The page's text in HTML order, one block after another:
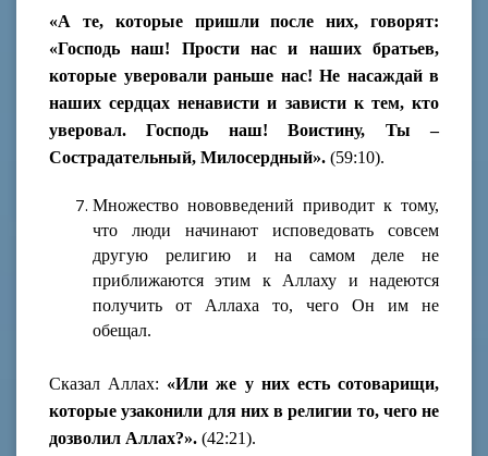
«А те, которые пришли после них, говорят:
«Господь наш! Прости нас и наших братьев,
которые уверовали раньше нас! Не насаждай в
наших сердцах ненависти и зависти к тем, кто
уверовал. Господь наш! Воистину, Ты –
Сострадательный, Милосердный». (59:10).
Множество нововведений приводит к тому,
что люди начинают исповедовать совсем
другую религию и на самом деле не
приближаются этим к Аллаху и надеются
получить от Аллаха то, чего Он им не
обещал.
Сказал Аллах: «Или же у них есть сотоварищи,
которые узаконили для них в религии то, чего не
дозволил Аллах?». (42:21).